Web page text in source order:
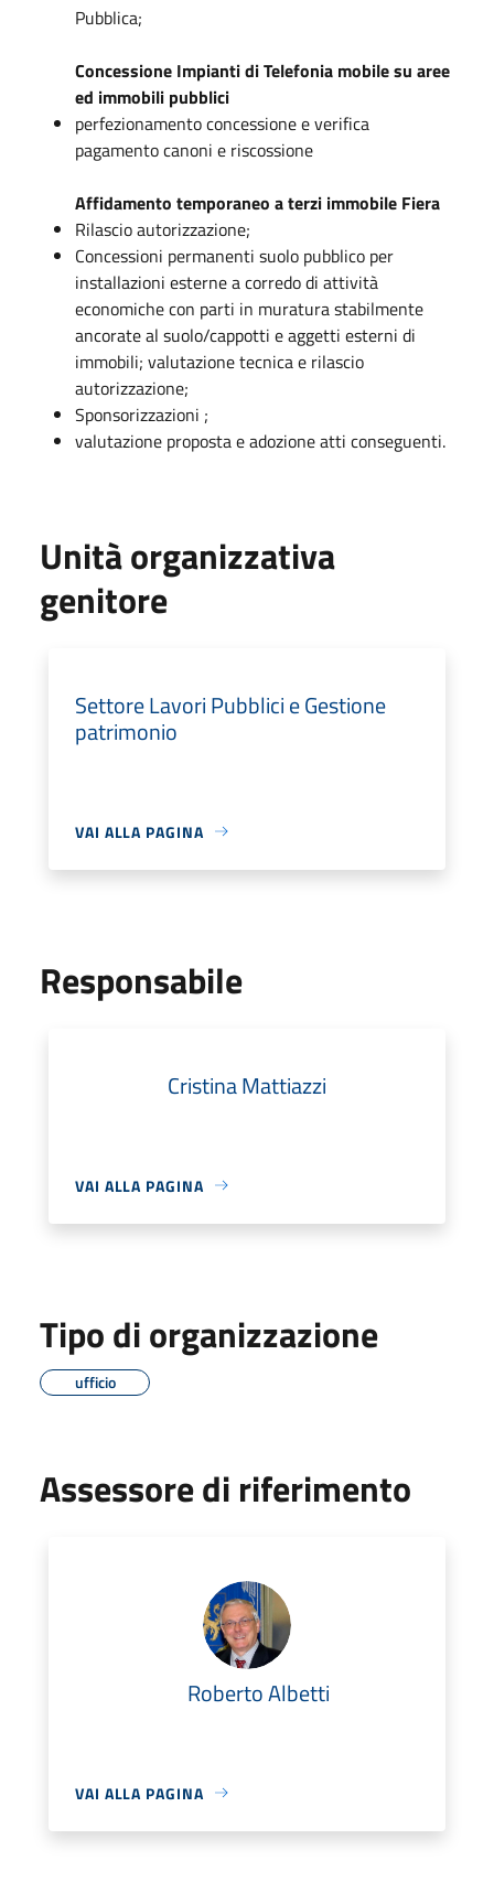
Pubblica;
Concessione Impianti di Telefonia mobile su aree
ed immobili pubblici
perfezionamento concessione e verifica
pagamento canoni e riscossione
Affidamento temporaneo a terzi immobile Fiera
Rilascio autorizzazione;
Concessioni permanenti suolo pubblico per
installazioni esterne a corredo di attività
economiche con parti in muratura stabilmente
ancorate al suolo/cappotti e aggetti esterni di
immobili; valutazione tecnica e rilascio
autorizzazione;
Sponsorizzazioni ;
valutazione proposta e adozione atti conseguenti.
Unità organizzativa
genitore
Settore Lavori Pubblici e Gestione
patrimonio
VAI ALLA PAGINA
Responsabile
Cristina Mattiazzi
VAI ALLA PAGINA
Tipo di organizzazione
ufficio
Assessore di riferimento
Roberto Albetti
VAI ALLA PAGINA